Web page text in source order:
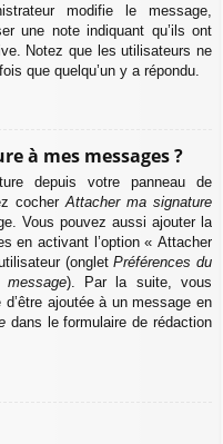
modifie le message,
une note indiquant qu’ils ont
Notez que les utilisateurs ne
que quelqu’un y a répondu.
à mes messages ?
depuis votre panneau de
cocherAttacher ma signature
Vous pouvez aussi ajouter la
en activant l’option « Attacher
(ongletPréférences du
). Par la suite, vous
ajoutée à un message en
dans le formulaire de rédaction